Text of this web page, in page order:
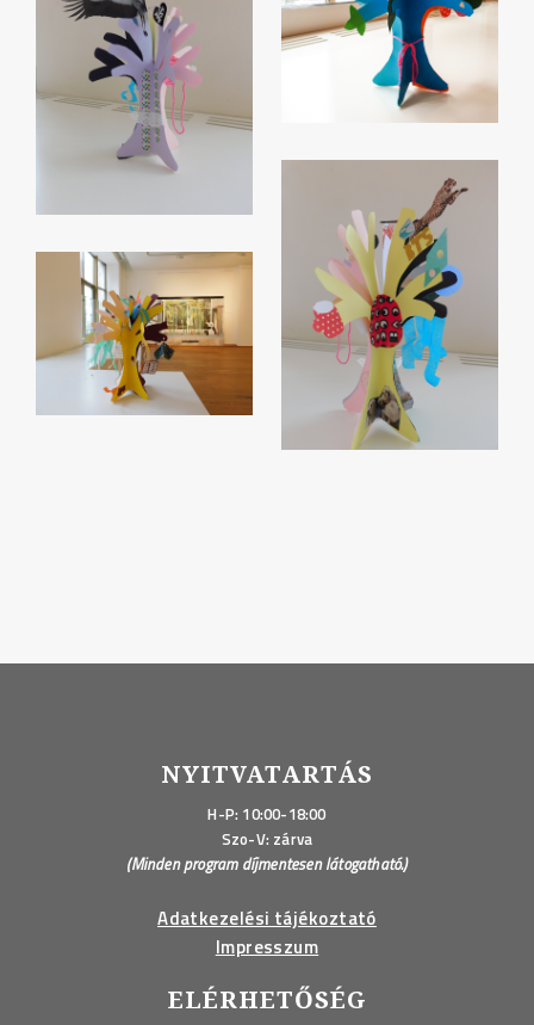
NYITVATARTÁS
H-P: 10:00-18:00
Szo-V: zárva
(Minden program díjmentesen látogatható.)
Adatkezelési tájékoztató
Impresszum
ELÉRHETŐSÉG